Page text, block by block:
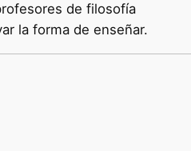
de filosofía
la forma de enseñar.